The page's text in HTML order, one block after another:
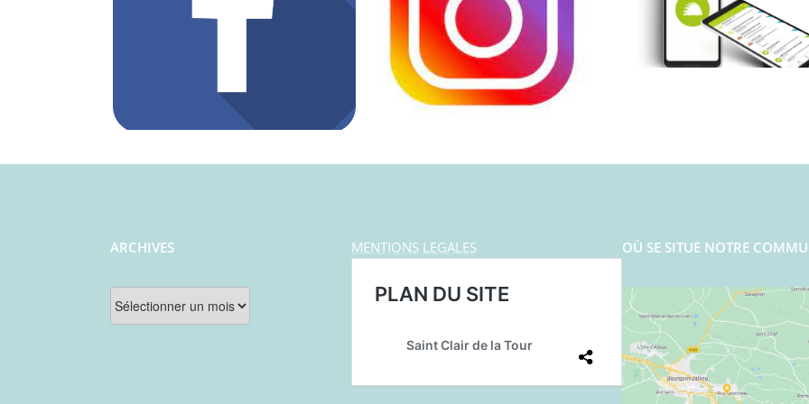
ARCHIVES
Archives
MENTIONS LEGALES OÙ SE SITUE NOTRE